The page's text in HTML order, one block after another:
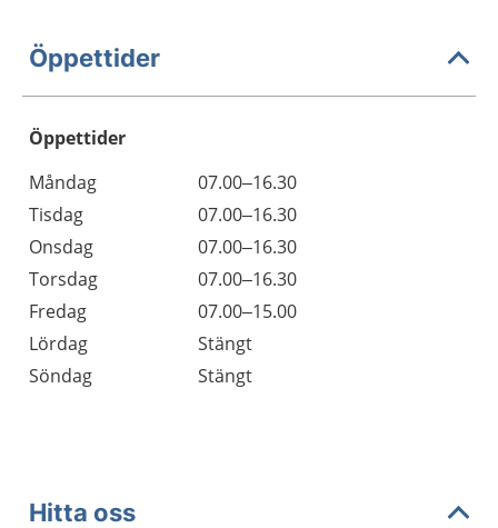
Öppettider
Öppettider
Dag
Öppettider
Kommentarer
Måndag
07.00–16.30
Tisdag
07.00–16.30
Onsdag
07.00–16.30
Torsdag
07.00–16.30
Fredag
07.00–15.00
Lördag
Stängt
Söndag
Stängt
Hitta oss